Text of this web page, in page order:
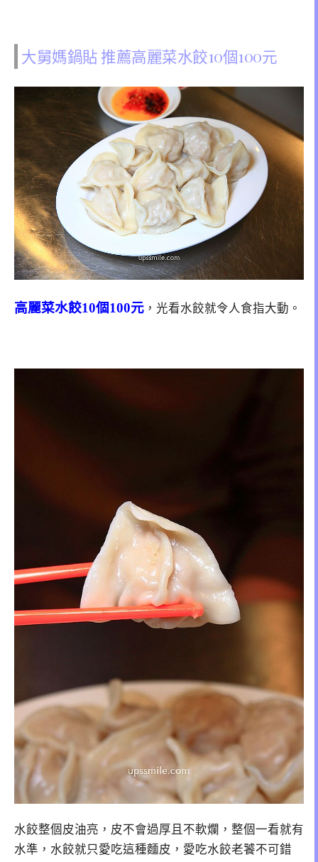
大舅媽鍋貼 推薦高麗菜水餃10個100元
高麗菜水餃10個100元 ，光看水餃就令人食指大動。
水餃整個皮油亮，皮不會過厚且不軟爛，整個一看就有
水準，水餃就只愛吃這種麵皮，愛吃水餃老饕不可錯